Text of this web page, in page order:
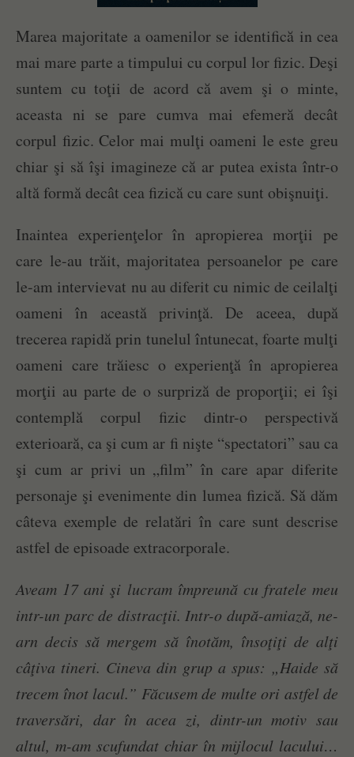
Marea majoritate a oamenilor se identifică in cea
mai mare parte a timpului cu corpul lor fizic. Deşi
suntem cu toţii de acord că avem şi o minte,
aceasta ni se pare cumva mai efemeră decât
corpul fizic. Celor mai mulţi oameni le este greu
chiar şi să îşi imagineze că ar putea exista într-o
altă formă decât cea fizică cu care sunt obişnuiţi.
Inaintea experienţelor în apropierea morţii pe
care le-au trăit, majoritatea persoanelor pe care
le-am intervievat nu au diferit cu nimic de ceilalţi
oameni în această privinţă. De aceea, după
trecerea rapidă prin tunelul întunecat, foarte mulţi
oameni care trăiesc o experienţă în apropierea
morţii au parte de o surpriză de proporţii; ei îşi
contemplă corpul fizic dintr-o perspectivă
exterioară, ca şi cum ar fi nişte “spectatori” sau ca
şi cum ar privi un „film” în care apar diferite
personaje şi evenimente din lumea fizică. Să dăm
câteva exemple de relatări în care sunt descrise
astfel de episoade extracorporale.
Aveam 17 ani şi lucram împreună cu fratele meu
intr-un parc de distracţii. Intr-o după-amiază, ne-
arn decis să mergem să înotăm, însoţiţi de alţi
câţiva tineri. Cineva din grup a spus: „Haide să
trecem înot lacul.” Făcusem de multe ori astfel de
traversări, dar în acea zi, dintr-un motiv sau
altul, m-am scufundat chiar în mijlocul lacului…